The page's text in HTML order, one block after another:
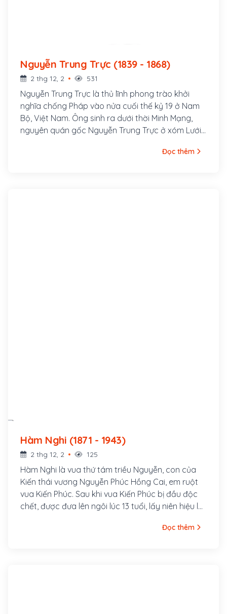
Nguyễn Trung Trực (1839 - 1868)
2 thg 12, 2 531
Nguyễn Trung Trực là thủ lĩnh phong trào khởi
nghĩa chống Pháp vào nửa cuối thế kỷ 19 ở Nam
Bộ, Việt Nam. Ông sinh ra dưới thời Minh Mạng,
nguyên quán gốc Nguyễn Trung Trực ở xóm Lưới,
Bình Định (ngày nay là thôn Vĩnh Hội, xã Cát Hải,
Đọc thêm
Hàm Nghi (1871 - 1943)
2 thg 12, 2 125
Hàm Nghi là vua thứ tám triều Nguyễn, con của
Kiến thái vương Nguyễn Phúc Hồng Cai, em ruột
vua Kiến Phúc. Sau khi vua Kiến Phúc bị đầu độc
chết, được đưa lên ngôi lúc 13 tuổi, lấy niên hiệu là
Đọc thêm